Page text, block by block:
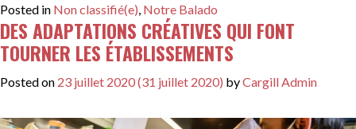
Posted in Non classifié(e), Notre Balado
DES ADAPTATIONS CRÉATIVES QUI FONT
TOURNER LES ÉTABLISSEMENTS
Posted on 23 juillet 2020(31 juillet 2020) byCargill Admin